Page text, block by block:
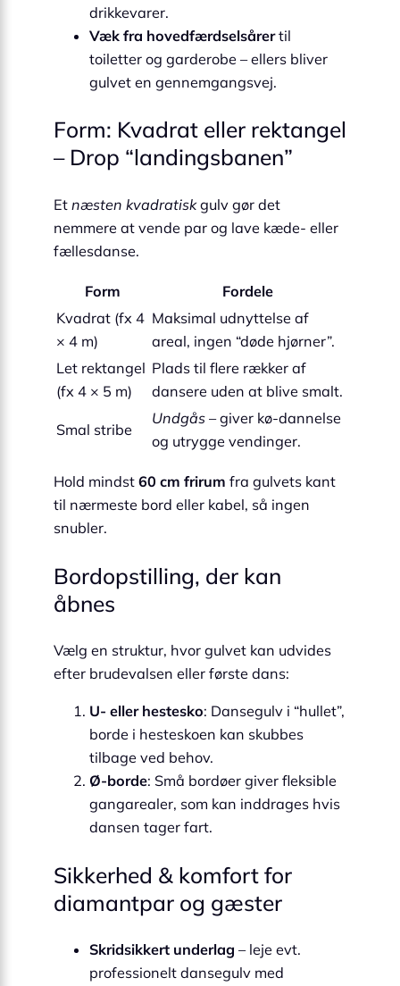
drikkevarer.
Væk fra hovedfærdselsårertil
toiletter og garderobe – ellers bliver
gulvet en gennemgangsvej.
Form: Kvadrat eller rektangel
– Drop “landingsbanen”
Et næsten kvadratiskgulv gør det
nemmere at vende par og lave kæde- eller
fællesdanse.
Form
Fordele
Kvadrat (fx 4
× 4 m)
Maksimal udnyttelse af
areal, ingen “døde hjørner”.
Let rektangel
(fx 4 × 5 m)
Plads til flere rækker af
dansere uden at blive smalt.
Smal stribe
Undgås – giver kø-dannelse
og utrygge vendinger.
Hold mindst 60 cm frirum fra gulvets kant
til nærmeste bord eller kabel, så ingen
snubler.
Bordopstilling, der kan
åbnes
Vælg en struktur, hvor gulvet kan udvides
efter brudevalsen eller første dans:
U- eller hestesko: Dansegulv i “hullet”,
borde i hesteskoen kan skubbes
tilbage ved behov.
Ø-borde: Små bordøer giver fleksible
gangarealer, som kan inddrages hvis
dansen tager fart.
Sikkerhed & komfort for
diamantpar og gæster
Skridsikkert underlag – leje evt.
professionelt dansegulv med